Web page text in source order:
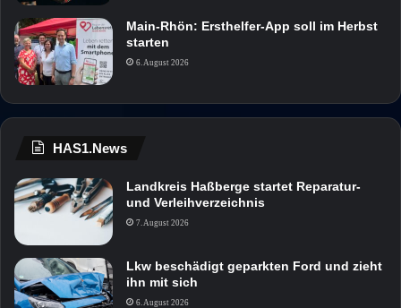
Main-Rhön: Ersthelfer-App soll im Herbst
starten
6. August 2026
HAS1.News
Landkreis Haßberge startet Reparatur-
und Verleihverzeichnis
7. August 2026
Lkw beschädigt geparkten Ford und zieht
ihn mit sich
6. August 2026